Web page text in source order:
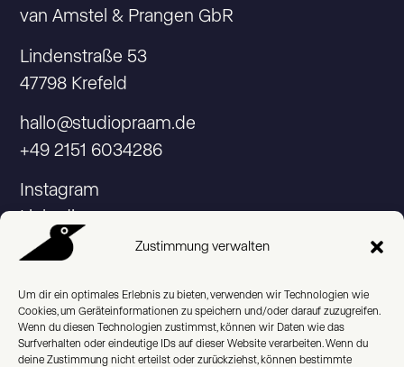
Zustimmung verwalten
Um dir ein optimales Erlebnis zu bieten, verwenden wir Technologien wie
Cookies, um Geräteinformationen zu speichern und/oder darauf zuzugreifen.
Wenn du diesen Technologien zustimmst, können wir Daten wie das
Surfverhalten oder eindeutige IDs auf dieser Website verarbeiten. Wenn du
deine Zustimmung nicht erteilst oder zurückziehst, können bestimmte
van Amstel & Prangen GbR
Lindenstraße 53
47798 Krefeld
hallo@studiopraam.de
+49 2151 6034286
Instagram
© 2026 Studio Praam
Impressum